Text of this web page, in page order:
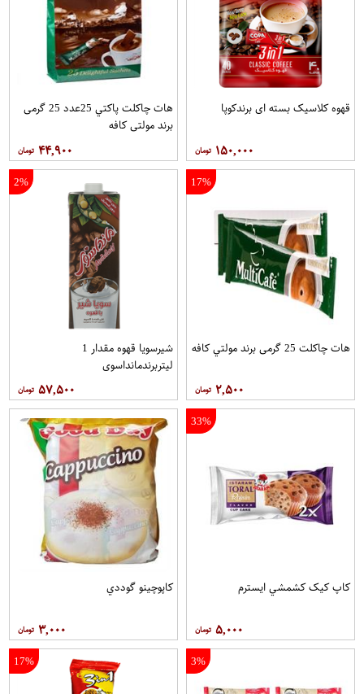
قهوه کلاسيک بسته ای برندکوپا
۱۵۰,۰۰۰
هات چاکلت پاکتي 25عدد 25 گرمی
برند مولتي کافه
۴۴,۹۰۰
17%
هات چاکلت 25 گرمی برند مولتي کافه
۲,۵۰۰
2%
شیرسویا قهوه مقدار 1
لیتربرندمانداسوی
۵۷,۵۰۰
33%
کاپ کيک کشمشي ايسترم
۵,۰۰۰
کاپوچينو گوددي
۳,۰۰۰
3%
17%